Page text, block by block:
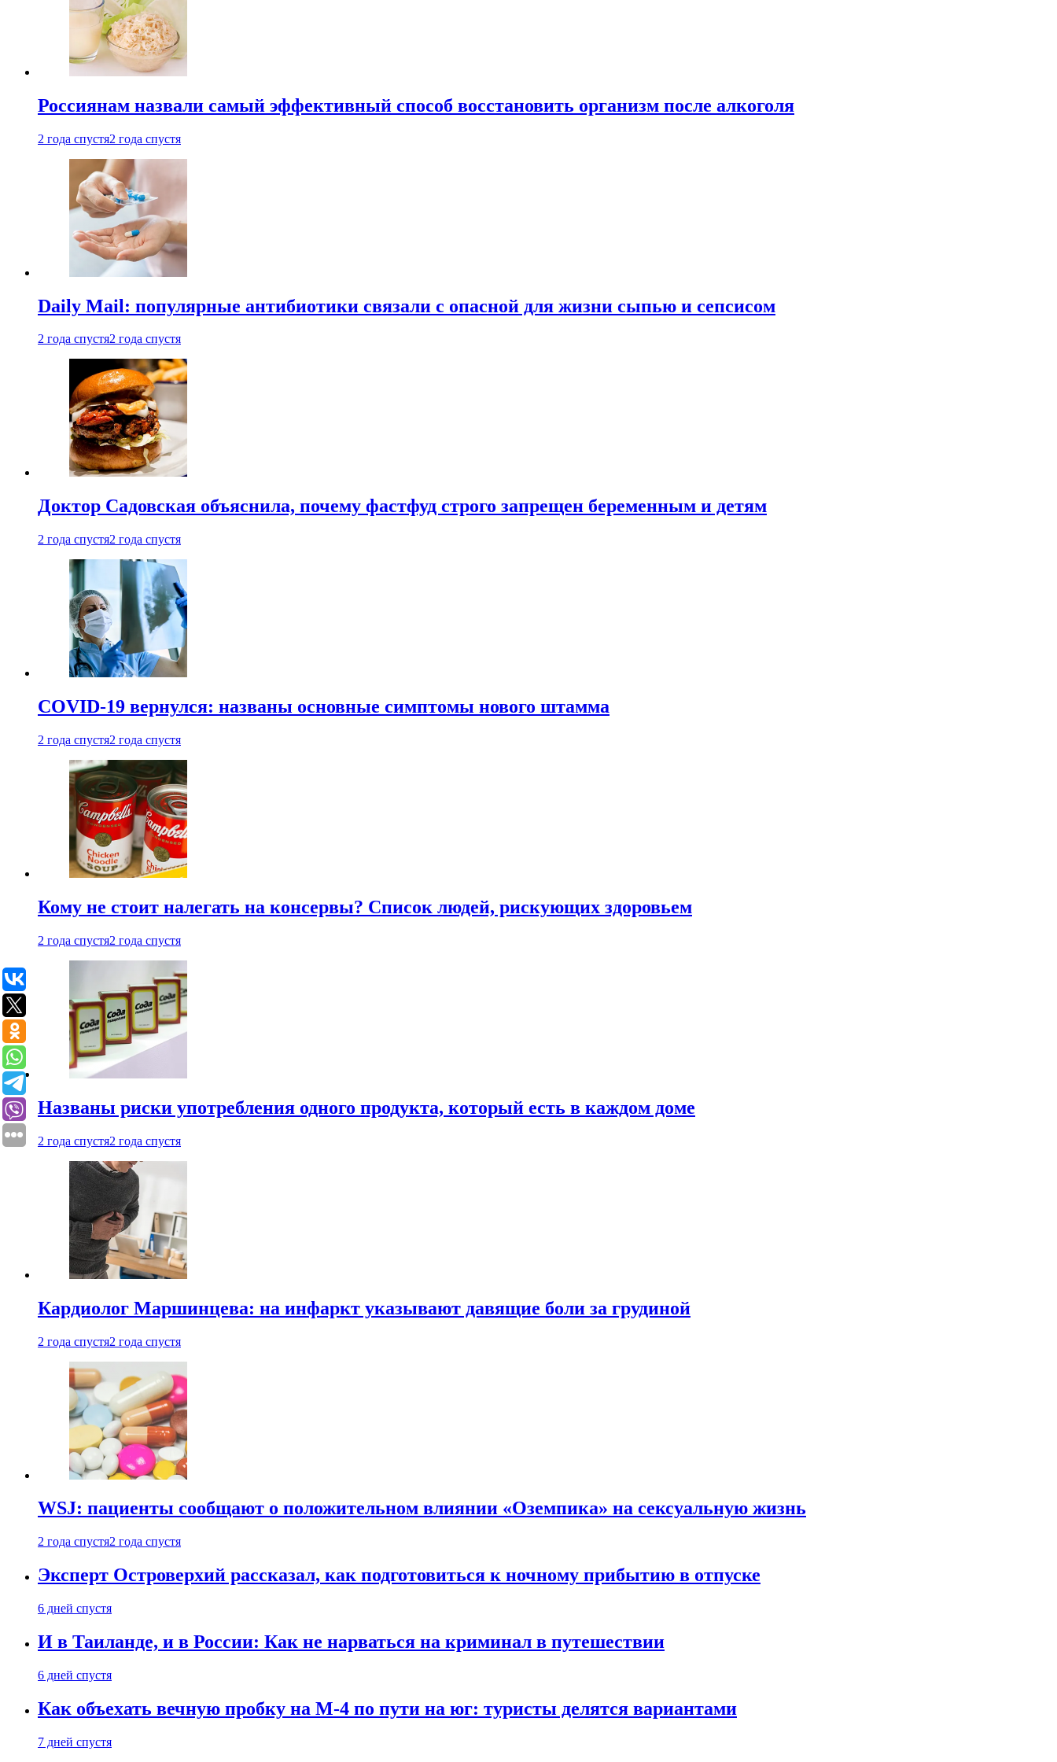
Россиянам назвали самый эффективный способ восстановить организм после алкоголя
2 года спустя2 года спустя
Daily Mail: популярные антибиотики связали с опасной для жизни сыпью и сепсисом
2 года спустя2 года спустя
Доктор Садовская объяснила, почему фастфуд строго запрещен беременным и детям
2 года спустя2 года спустя
COVID-19 вернулся: названы основные симптомы нового штамма
2 года спустя2 года спустя
Кому не стоит налегать на консервы? Список людей, рискующих здоровьем
2 года спустя2 года спустя
Названы риски употребления одного продукта, который есть в каждом доме
2 года спустя2 года спустя
Кардиолог Маршинцева: на инфаркт указывают давящие боли за грудиной
2 года спустя2 года спустя
WSJ: пациенты сообщают о положительном влиянии «Оземпика» на сексуальную жизнь
2 года спустя2 года спустя
Эксперт Островерхий рассказал, как подготовиться к ночному прибытию в отпуске
6 дней спустя
И в Таиланде, и в России: Как не нарваться на криминал в путешествии
6 дней спустя
Как объехать вечную пробку на М-4 по пути на юг: туристы делятся вариантами
7 дней спустя